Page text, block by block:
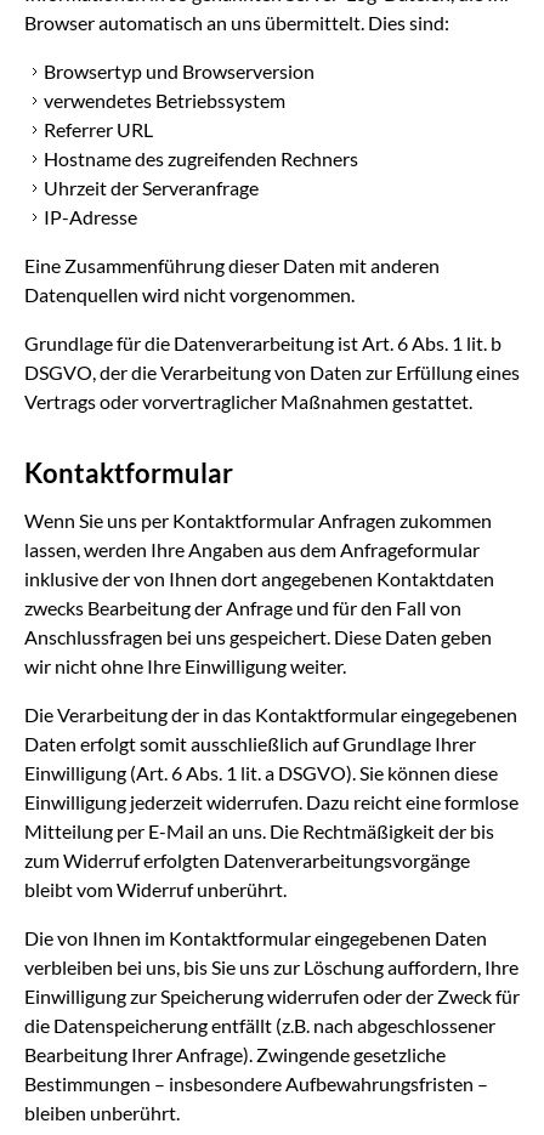
Browser automatisch an uns übermittelt. Dies sind:
Browsertyp und Browserversion
verwendetes Betriebssystem
Referrer URL
Hostname des zugreifenden Rechners
Uhrzeit der Serveranfrage
IP-Adresse
Eine Zusammenführung dieser Daten mit anderen
Datenquellen wird nicht vorgenommen.
Grundlage für die Datenverarbeitung ist Art. 6 Abs. 1 lit. b
DSGVO, der die Verarbeitung von Daten zur Erfüllung eines
Vertrags oder vorvertraglicher Maßnahmen gestattet.
Kontaktformular
Wenn Sie uns per Kontaktformular Anfragen zukommen
lassen, werden Ihre Angaben aus dem Anfrageformular
inklusive der von Ihnen dort angegebenen Kontaktdaten
zwecks Bearbeitung der Anfrage und für den Fall von
Anschlussfragen bei uns gespeichert. Diese Daten geben
wir nicht ohne Ihre Einwilligung weiter.
Die Verarbeitung der in das Kontaktformular eingegebenen
Daten erfolgt somit ausschließlich auf Grundlage Ihrer
Einwilligung (Art. 6 Abs. 1 lit. a DSGVO). Sie können diese
Einwilligung jederzeit widerrufen. Dazu reicht eine formlose
Mitteilung per E-Mail an uns. Die Rechtmäßigkeit der bis
zum Widerruf erfolgten Datenverarbeitungsvorgänge
bleibt vom Widerruf unberührt.
Die von Ihnen im Kontaktformular eingegebenen Daten
verbleiben bei uns, bis Sie uns zur Löschung auffordern, Ihre
Einwilligung zur Speicherung widerrufen oder der Zweck für
die Datenspeicherung entfällt (z.B. nach abgeschlossener
Bearbeitung Ihrer Anfrage). Zwingende gesetzliche
Bestimmungen – insbesondere Aufbewahrungsfristen –
bleiben unberührt.